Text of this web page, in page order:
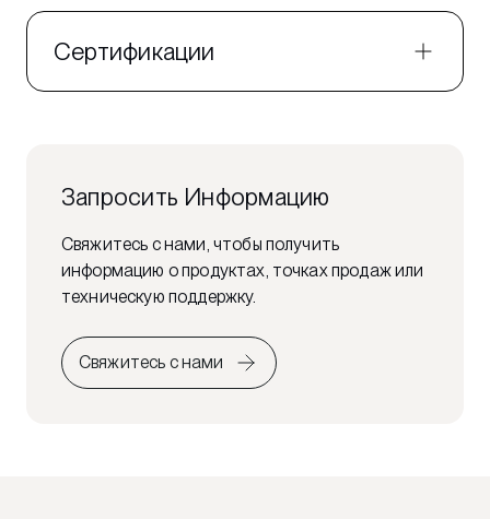
Сертификации
Запросить Информацию
Свяжитесь с нами, чтобы получить
информацию о продуктах, точках продаж или
техническую поддержку.
Свяжитесь с нами